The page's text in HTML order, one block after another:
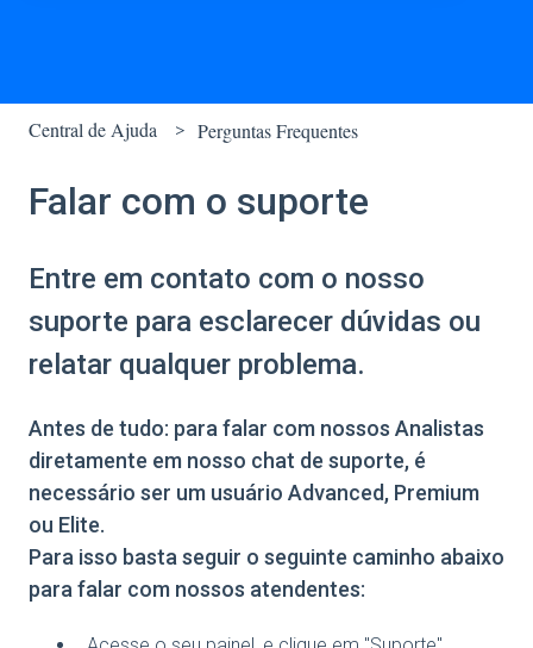
Central de Ajuda Perguntas Frequentes
Falar com o suporte
Entre em contato com o nosso
suporte para esclarecer dúvidas ou
relatar qualquer problema.
Antes de tudo: para falar com nossos Analistas
diretamente em nosso chat de suporte, é
necessário ser um usuário Advanced, Premium
ou Elite.
Para isso basta seguir o seguinte caminho abaixo
para falar com nossos atendentes: